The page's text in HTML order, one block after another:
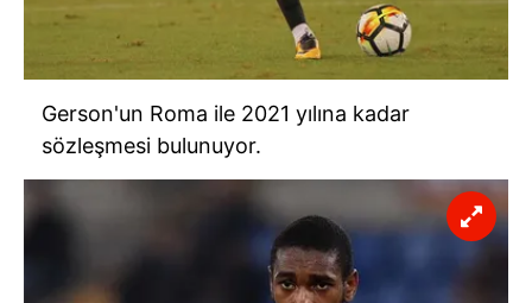
Gerson'un Roma ile 2021 yılına kadar
sözleşmesi bulunuyor.